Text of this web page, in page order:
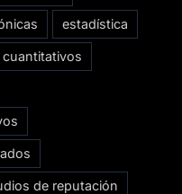
estadística
de reputación